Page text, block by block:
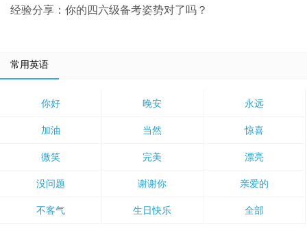
经验分享：你的四六级备考姿势对了吗？
常用英语
你好 晚安 永远
加油 当然 惊喜
微笑 完美 漂亮
没问题 谢谢你 亲爱的
不客气 生日快乐 全部